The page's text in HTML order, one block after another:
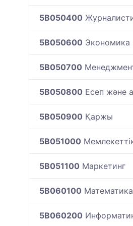
5B050400
5B050600 Экономика
5B050700
5B050800 Есеп және
5B050900 Қаржы
5B051000
5B051100 Маркетинг
5B060100 Математика
5B060200